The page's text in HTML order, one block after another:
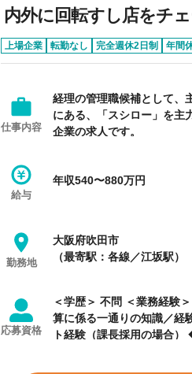
内外に回転すし店をチ
上場企業 転勤なし 完全週休2日制 年間
仕事内容
経理の管理職候補として、
にある、「スシロー」を主
企業の求人です。
給与
年収540〜880万円
勤務地
大阪府吹田市
（最寄駅：各線／江坂駅）
応募資格
＜学歴＞ 不問 ＜業務経験＞ 【必須業務経験】 ◆上場企業での実務経験（海外子会社有り） ※連結決
算に係る一通りの知識／経験～開示ま
ト経験（課長採用の場合